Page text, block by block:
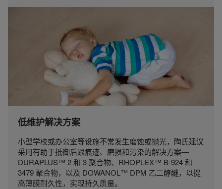
低维护解决方案
小型学校或办公室等设施不常发生磨蚀或抛光，陶氏建议
采用有助于抵御后跟痕迹、磨损和污染的解决方案—
DURAPLUS™ 2 和 3 聚合物、RHOPLEX™ B-924 和
3479 聚合物，以及 DOWANOL™ DPM 乙二醇醚，以提
高薄膜耐久性，实现持久质量。